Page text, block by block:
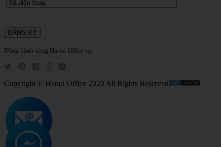
Đồng hành cùng Hanoi Office tại:
Copyright © Hanoi Office 2020 All Rights Reserved